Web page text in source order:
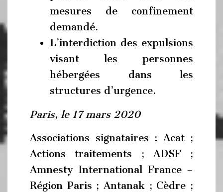
mesures de confinement
demandé.
L’interdiction des expulsions
visant les personnes
hébergées dans les
structures d’urgence.
Paris, le 17 mars 2020
Associations signataires : Acat ;
Actions traitements ; ADSF ;
Amnesty International France –
Région Paris ; Antanak ; Cèdre ;